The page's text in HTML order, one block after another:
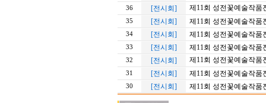
36 [전시회] 제11회 성전꽃예술작품
35 [전시회] 제11회 성전꽃예술작품
34 [전시회] 제11회 성전꽃예술작품
33 [전시회] 제11회 성전꽃예술작품
32 [전시회] 제11회 성전꽃예술작품
31 [전시회] 제11회 성전꽃예술작품
30 [전시회] 제11회 성전꽃예술작품